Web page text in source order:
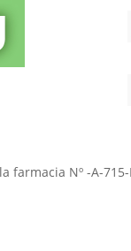
farmacia Nº -A-